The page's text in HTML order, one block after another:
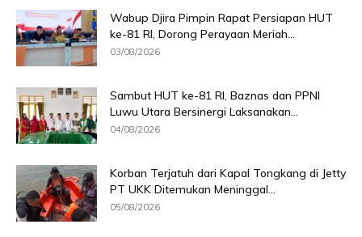
Wabup Djira Pimpin Rapat Persiapan HUT
ke-81 RI, Dorong Perayaan Meriah...
03/08/2026
Sambut HUT ke-81 RI, Baznas dan PPNI
Luwu Utara Bersinergi Laksanakan...
04/08/2026
Korban Terjatuh dari Kapal Tongkang di Jetty
PT UKK Ditemukan Meninggal...
05/08/2026